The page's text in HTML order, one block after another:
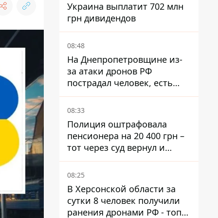
Украина выплатит 702 млн
грн дивидендов
08:48
На Днепропетровщине из-
за атаки дронов РФ
пострадал человек, есть
пожары и повреждения
08:33
Полиция оштрафовала
пенсионера на 20 400 грн –
тот через суд вернул и
деньги, и получил 3 тыс.
грн морального вреда
08:25
В Херсонской области за
сутки 8 человек получили
ранения дронами РФ - топ